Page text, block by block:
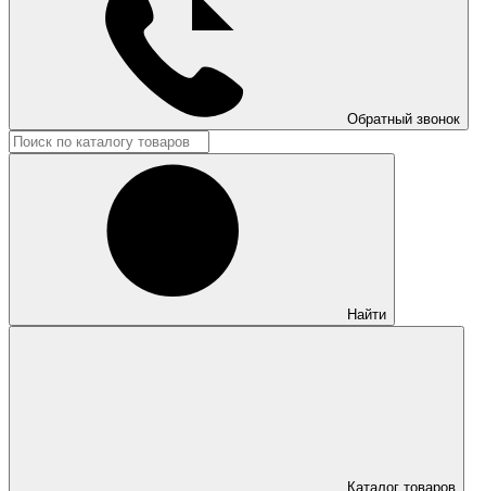
Обратный звонок
Найти
Каталог товаров